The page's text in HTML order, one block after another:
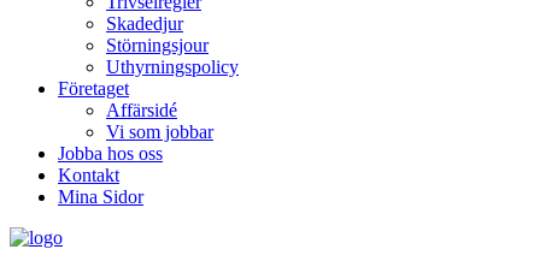
Skadedjur
Störningsjour
Uthyrningspolicy
Företaget
Affärsidé
Vi som jobbar
Jobba hos oss
Kontakt
Mina Sidor